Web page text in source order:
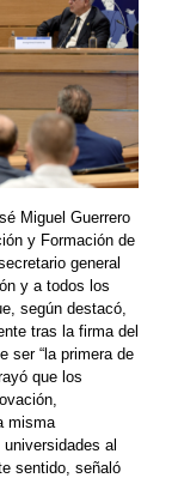
Miguel Guerrero
y Formación de
general
y a todos los
según destacó,
tras la firma del
ser “la primera de
que los
misma
al
sentido, señaló